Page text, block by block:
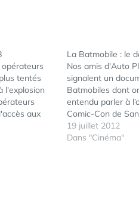
tentés
l'explosion
aux
comme
Et ainsi
La Batmobile : le
Nos amis d'Auto
signalent un
Batmobiles dont
entendu parler à
Comic-Con de
tout dûmoins la
de ce
19 juillet 2012
Dans "Cinéma"